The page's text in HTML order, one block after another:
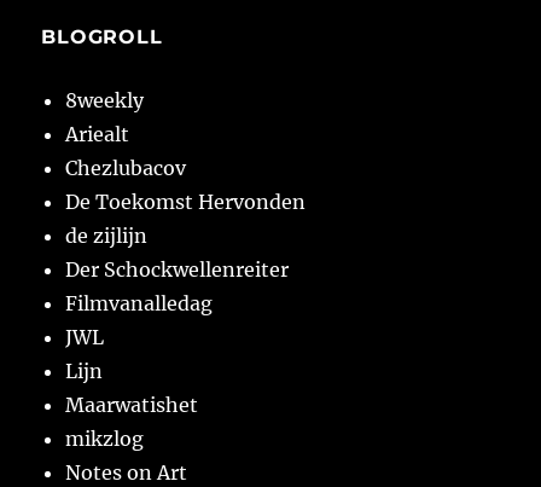
BLOGROLL
8weekly
Ariealt
Chezlubacov
De Toekomst Hervonden
de zijlijn
Der Schockwellenreiter
Filmvanalledag
JWL
Lijn
Maarwatishet
mikzlog
Notes on Art